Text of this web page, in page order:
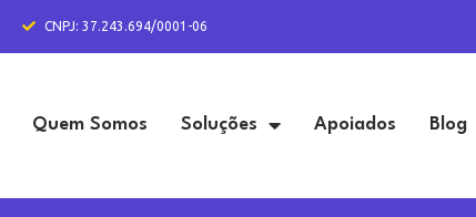
CNPJ: 37.243.694/0001-06
Quem Somos Soluções Apoiados Blog